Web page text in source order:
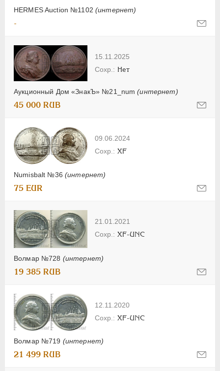
HERMES Auction №1102 (интернет)
-
15.11.2025
Аукционный Дом «ЗнакЪ» №21_num(интернет)
Нет
45 000 RUB
09.06.2024
Numisbalt №36 (интернет)
XF
75 EUR
21.01.2021
Волмар №728 (интернет)
XF-UNC
19 385 RUB
12.11.2020
Волмар №719 (интернет)
XF-UNC
21 499 RUB